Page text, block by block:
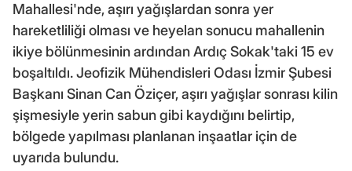
Mahallesi'nde, aşırı yağışlardan sonra yer
hareketliliği olması ve heyelan sonucu mahallenin
ikiye bölünmesinin ardından Ardıç Sokak'taki 15 ev
boşaltıldı. Jeofizik Mühendisleri Odası İzmir Şubesi
Başkanı Sinan Can Öziçer, aşırı yağışlar sonrası kilin
şişmesiyle yerin sabun gibi kaydığını belirtip,
bölgede yapılması planlanan inşaatlar için de
uyarıda bulundu.